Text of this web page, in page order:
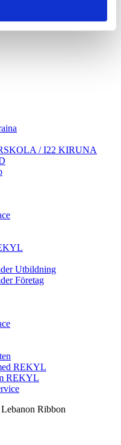
/ I22 KIRUNA
Utbildning
Företag
REKYL
REKYL
Ribbon